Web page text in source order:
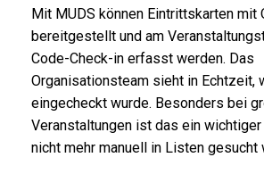
Mit MUDS können Eintrittskarten mit
bereitgestellt und am
Code-Check-in erfasst werden. Das
Organisationsteam sieht in Echtzeit,
eingecheckt wurde. Besonders bei
Veranstaltungen ist das ein
nicht mehr manuell in Listen gesucht